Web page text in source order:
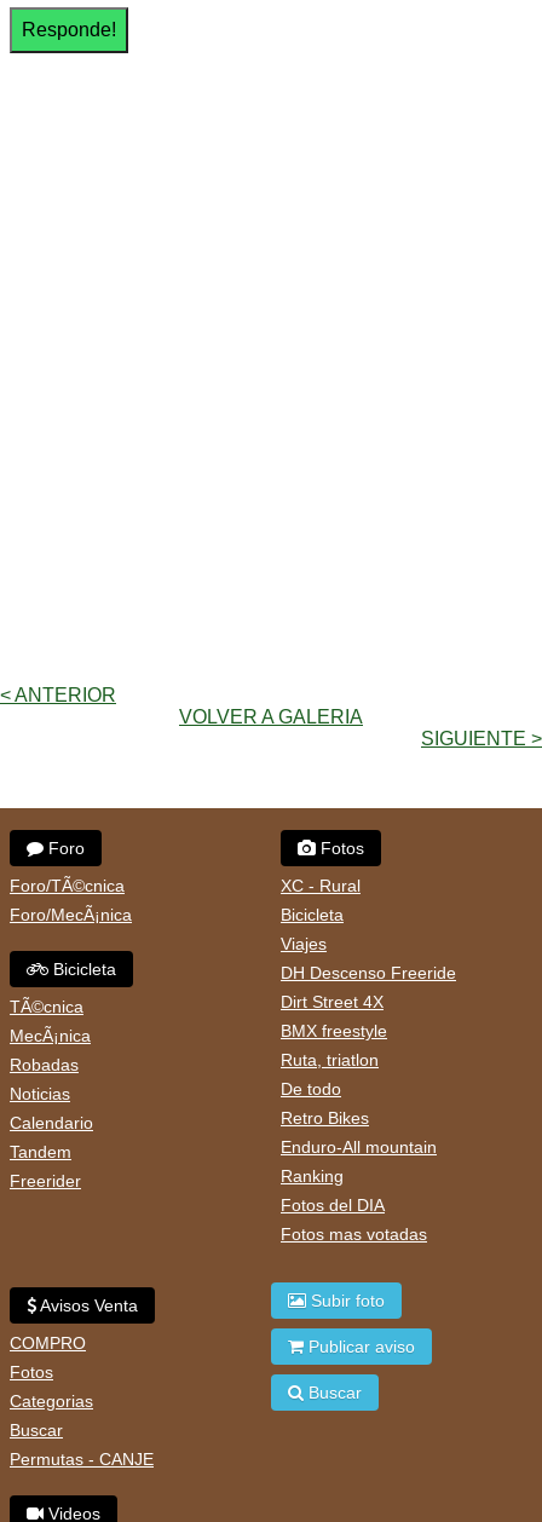
< ANTERIOR
VOLVER A GALERIA
SIGUIENTE >
Foro
Foro/TÃ©cnica
Foro/MecÃ¡nica
Bicicleta
TÃ©cnica
MecÃ¡nica
Robadas
Noticias
Calendario
Tandem
Freerider
Fotos
XC - Rural
Bicicleta
Viajes
DH Descenso Freeride
Dirt Street 4X
BMX freestyle
Ruta, triatlon
De todo
Retro Bikes
Enduro-All mountain
Ranking
Fotos del DIA
Fotos mas votadas
Avisos Venta
COMPRO
Fotos
Categorias
Buscar
Permutas - CANJE
Videos
Subir foto
Publicar aviso
Buscar